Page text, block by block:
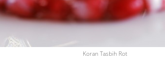
Koran Tasbih Rot